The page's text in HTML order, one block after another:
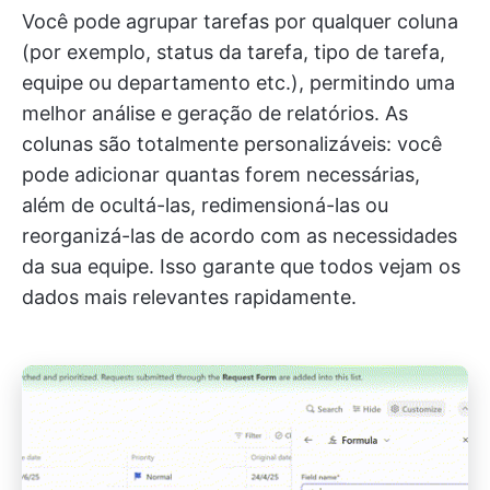
Você pode agrupar tarefas por qualquer coluna
(por exemplo, status da tarefa, tipo de tarefa,
equipe ou departamento etc.), permitindo uma
melhor análise e geração de relatórios. As
colunas são totalmente personalizáveis: você
pode adicionar quantas forem necessárias,
além de ocultá-las, redimensioná-las ou
reorganizá-las de acordo com as necessidades
da sua equipe. Isso garante que todos vejam os
dados mais relevantes rapidamente.